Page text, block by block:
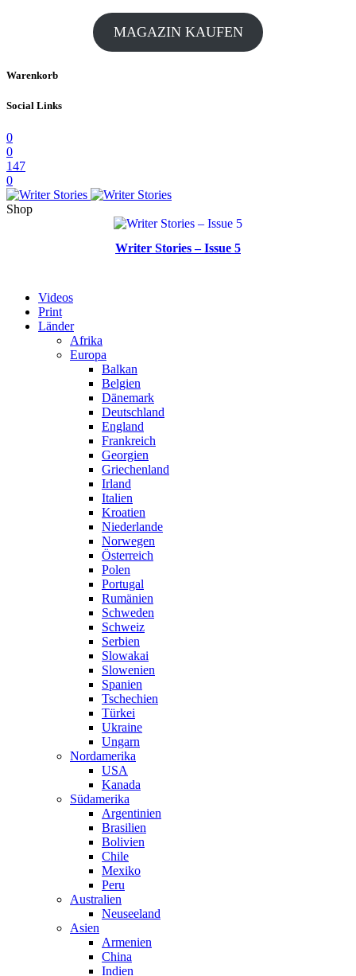
MAGAZIN KAUFEN
Warenkorb
Social Links
0
0
147
0
Shop
Writer Stories – Issue 5
Videos
Print
Länder
Afrika
Europa
Balkan
Belgien
Dänemark
Deutschland
England
Frankreich
Georgien
Griechenland
Irland
Italien
Kroatien
Niederlande
Norwegen
Österreich
Polen
Portugal
Rumänien
Schweden
Schweiz
Serbien
Slowakai
Slowenien
Spanien
Tschechien
Türkei
Ukraine
Ungarn
Nordamerika
USA
Kanada
Südamerika
Argentinien
Brasilien
Bolivien
Chile
Mexiko
Peru
Australien
Neuseeland
Asien
Armenien
China
Indien